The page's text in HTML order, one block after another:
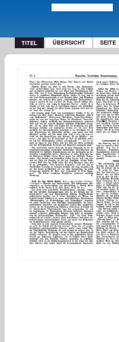
TITEL ÜBERSICHT SEITE